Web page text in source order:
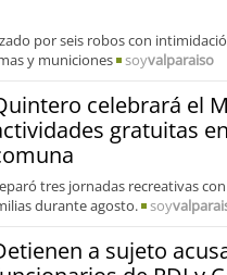
por seis robos con
y municiones
soyvalparaiso
celebrará el
gratuitas
tres jornadas recreativas
durante agosto.
soy
a sujeto